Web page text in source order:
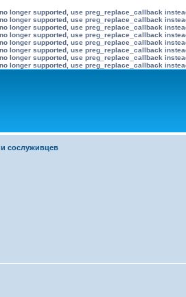
longer supported, use preg_replace_callback
longer supported, use preg_replace_callback
longer supported, use preg_replace_callback
longer supported, use preg_replace_callback
longer supported, use preg_replace_callback
longer supported, use preg_replace_callback
longer supported, use preg_replace_callback
longer supported, use preg_replace_callback
сослуживцев